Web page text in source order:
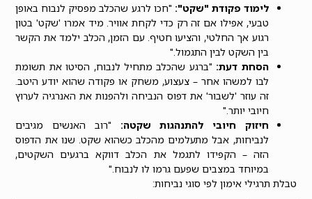
לימוד פקודת "שקט": "חכו לרגע שהכלב מפסיק לנבוח באופן
טבעי, אפילו אם זה רק כדי לקחת אוויר. מיד אמרו 'שקט' בטון
רגוע אך החלטי, והציעו חטיף. עם הזמן, הכלב ילמד את הקשר
בין השקט לבין התגמול."
הסחת דעת: "ברגע שהכלב מתחיל לנבוח, הסיטו את תשומת
לבו למשהו אחר – צעצוע, משחק או פקודה שהוא יודע היטב.
זה עוזר 'לשבור' את דפוס הנביחה ולהפנות את האנרגיה לערוץ
חיובי יותר."
חיזוק חיובי להתנהגות שקטה: "רוב האנשים מגיבים
לנביחות, אבל מתעלמים מהכלב כשהוא שקט. שנו את הדפוס
הזה – הקפידו לתגמל את הכלב דווקא ברגעים השקטים,
במיוחד במצבים שפעם גרמו לו לנבוח."
טבלת תרגילי אימון לפי סוגי נביחות: